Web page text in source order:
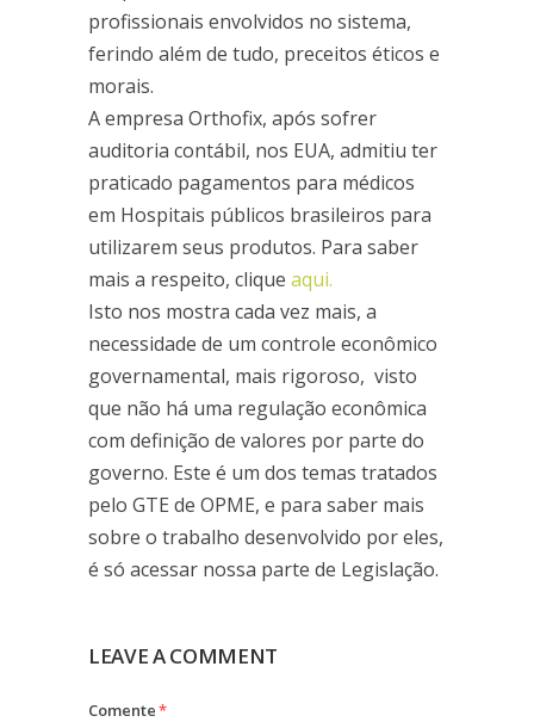
profissionais envolvidos no sistema,
ferindo além de tudo, preceitos éticos e
morais.
A empresa Orthofix, após sofrer
auditoria contábil, nos EUA, admitiu ter
praticado pagamentos para médicos
em Hospitais públicos brasileiros para
utilizarem seus produtos. Para saber
mais a respeito, clique aqui.
Isto nos mostra cada vez mais, a
necessidade de um controle econômico
governamental, mais rigoroso, visto
que não há uma regulação econômica
com definição de valores por parte do
governo. Este é um dos temas tratados
pelo GTE de OPME, e para saber mais
sobre o trabalho desenvolvido por eles,
é só acessar nossa parte de Legislação.
LEAVE A COMMENT
Comente*